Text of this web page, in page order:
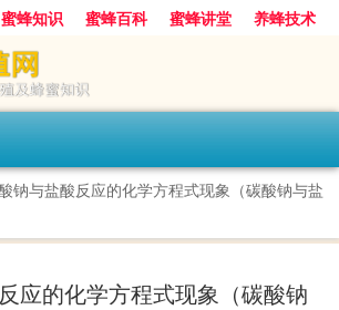
蜜蜂知识 蜜蜂百科 蜜蜂讲堂
养蜂技术
蜂
钠与盐酸反应的化学方程式现象（碳酸钠与盐
应的化学方程式现象（碳酸钠